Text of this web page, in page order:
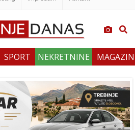
SPORT NEKRETNINE